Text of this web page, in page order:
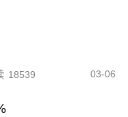
18539 03-06